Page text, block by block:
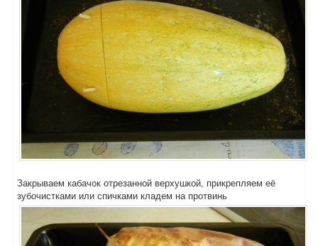
Закрываем кабачок отрезанной верхушкой, прикрепляем её
зубочистками или спичками кладем на протвинь